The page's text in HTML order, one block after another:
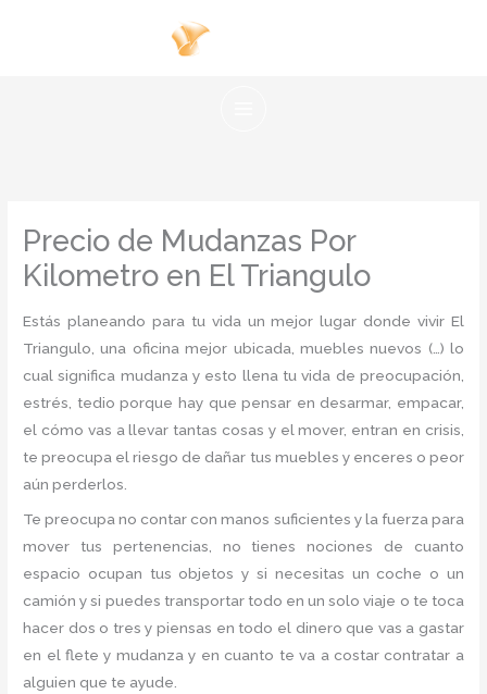
Precio de Mudanzas Por
Kilometro en El Triangulo
Estás planeando para tu vida un mejor lugar donde vivir El
Triangulo, una oficina mejor ubicada, muebles nuevos (…) lo
cual significa mudanza y esto llena tu vida de preocupación,
estrés, tedio porque hay que pensar en desarmar, empacar,
el cómo vas a llevar tantas cosas y el mover, entran en crisis,
te preocupa el riesgo de dañar tus muebles y enceres o peor
aún perderlos.
Te preocupa no contar con manos suficientes y la fuerza para
mover tus pertenencias, no tienes nociones de cuanto
espacio ocupan tus objetos y si necesitas un coche o un
camión y si puedes transportar todo en un solo viaje o te toca
hacer dos o tres y piensas en todo el dinero que vas a gastar
en el flete y mudanza y en cuanto te va a costar contratar a
alguien que te ayude.